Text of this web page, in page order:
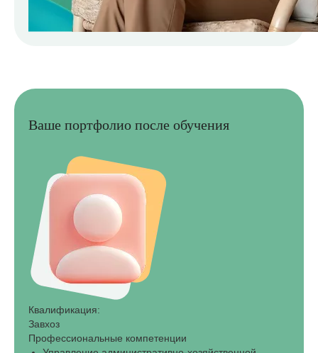
Ваше портфолио после обучения
Квалификация:
Завхоз
Профессиональные компетенции